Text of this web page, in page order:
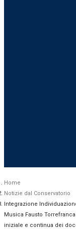
Home
Notizie dal Conservatorio
Integrazione
Musica Fausto
iniziale e continua dei